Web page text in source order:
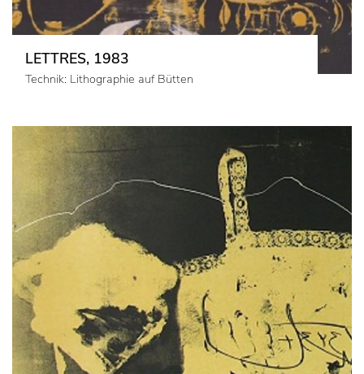
LETTRES, 1983
Technik: Lithographie auf Bütten